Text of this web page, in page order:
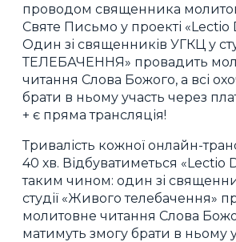
проводом священника
Святе Письмо у проекті «Lectio
Один зі священників УГКЦ у
ТЕЛЕБАЧЕННЯ» провадить
читання Слова Божого, а всі
брати в ньому участь через
+ є пряма трансляція!
Тривалість кожної онлайн-
40 хв. Відбуватиметься «Lectio
таким чином: один зі
студії «Живого телебачення»
молитовне читання Слова
матимуть змогу брати в ньому